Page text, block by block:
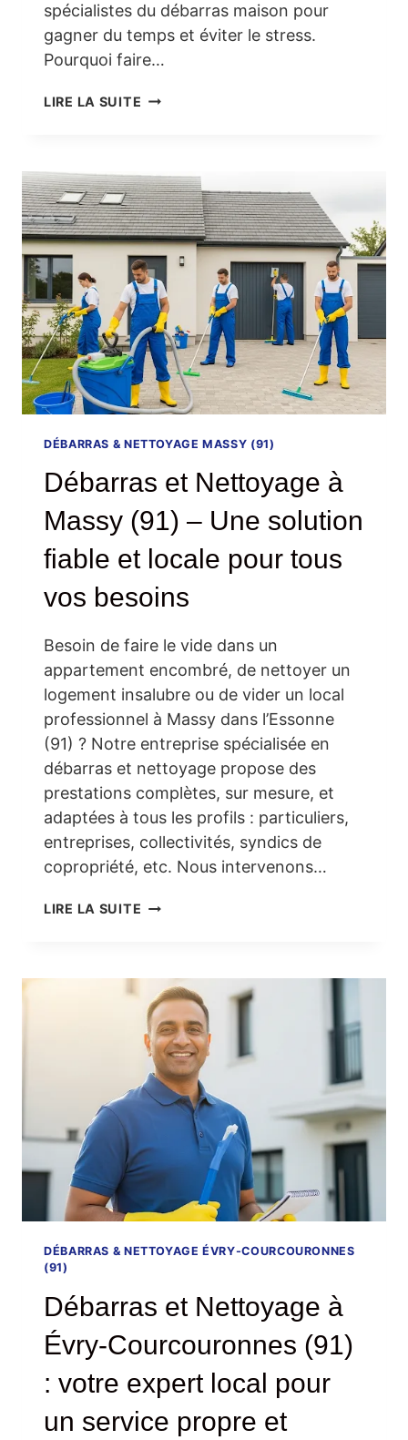
spécialistes du débarras maison pour
gagner du temps et éviter le stress.
Pourquoi faire…
LIRE LA SUITE DÉBARRAS
–
SERVICE
RAPIDE
ET
FIABLE
DÉBARRAS & NETTOYAGE MASSY (91)
Débarras et Nettoyage à
Massy (91) – Une solution
fiable et locale pour tous
vos besoins
Besoin de faire le vide dans un
appartement encombré, de nettoyer un
logement insalubre ou de vider un local
professionnel à Massy dans l’Essonne
(91) ? Notre entreprise spécialisée en
débarras et nettoyage propose des
prestations complètes, sur mesure, et
adaptées à tous les profils : particuliers,
entreprises, collectivités, syndics de
copropriété, etc. Nous intervenons…
LIRE LA SUITE DÉBARRAS
MASSY
(91)
–
UNE
SOLUTION
FIABLE
ET
LOCALE
TOUS
VOS
BESOINS
DÉBARRAS & NETTOYAGE ÉVRY-COURCOURONNES
(91)
Débarras et Nettoyage à
Évry-Courcouronnes (91)
: votre expert local pour
un service propre et